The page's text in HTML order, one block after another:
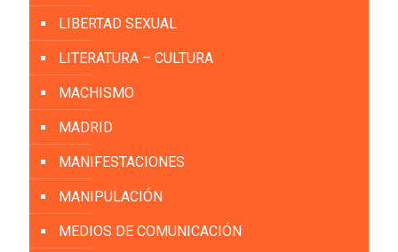
LIBERTAD SEXUAL
LITERATURA – CULTURA
MACHISMO
MADRID
MANIFESTACIONES
MANIPULACIÓN
MEDIOS DE COMUNICACIÓN